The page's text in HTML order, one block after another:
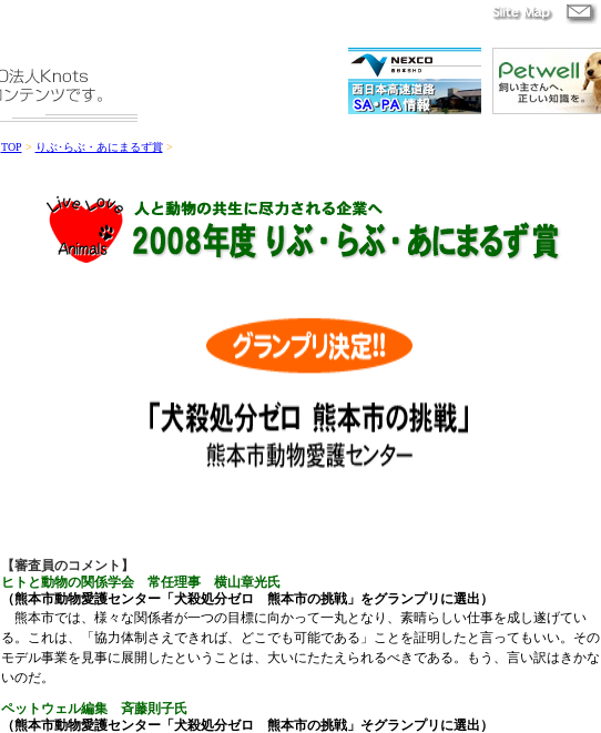
TOP > りぶ･らぶ・あにまるず賞>
【審査員のコメント】
ヒトと動物の関係学会 常任理事 横山章光氏
（熊本市動物愛護センター「犬殺処分ゼロ 熊本市の挑戦」をグランプリに選出）
熊本市では、様々な関係者が一つの目標に向かって一丸となり、素晴らしい仕事を成し遂げてい
る。これは、「協力体制さえできれば、どこでも可能である」ことを証明したと言ってもいい。その
モデル事業を見事に展開したということは、大いにたたえられるべきである。もう、言い訳はきかな
いのだ。
ペットウェル編集 斉藤則子氏
（熊本市動物愛護センター「犬殺処分ゼロ 熊本市の挑戦」そグランプリに選出）